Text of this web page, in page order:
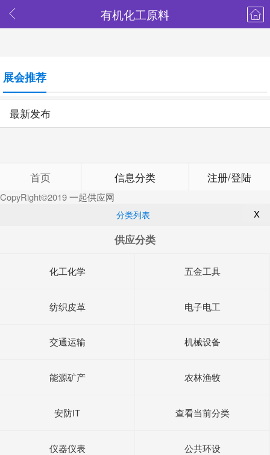
有机化工原料
展会推荐
最新发布
首页 信息分类 注册/登陆
CopyRight©2019一起供应网
分类列表 X
供应分类
化工化学 五金工具
纺织皮革 电子电工
交通运输 机械设备
能源矿产 农林渔牧
安防IT 查看当前分类
仪器仪表 公共环设